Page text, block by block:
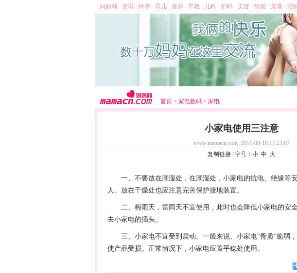
妈妈网 - 资讯 - 怀孕 - 育儿 - 营养 - 早教 - 儿科 - 妇科 - 美容 - 情感 - 菜谱 - 理
首页 > 家电数码 > 家电
小家电使用三注意
www.mamacn.com 2011-08-18 17:23:07
复制链接| 字号： 小 中 大
一、不要放在潮湿处，在潮湿处，小家电的抗电、绝缘等
人。放在干燥处也应注意完善保护接地装置。
二、梅雨天，雷雨天不宜使用，此时也会降低小家电的安
去小家电的插头。
三、小家电不宜受到震动。一般来说、小家电“骨质”脆弱，
使产品受损。正常情况下，小家电应置平稳处使用。